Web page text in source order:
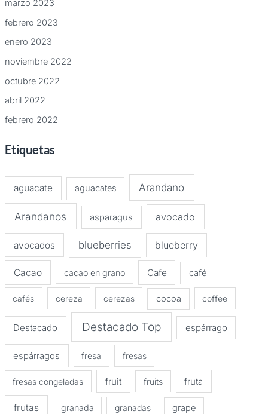
marzo 2023
febrero 2023
enero 2023
noviembre 2022
octubre 2022
abril 2022
febrero 2022
Etiquetas
aguacate aguacates Arandano
Arandanos asparagus avocado
avocados blueberries blueberry
Cacao cacao en grano Cafe café
cafés cereza cerezas cocoa coffee
Destacado Destacado Top espárrago
espárragos fresa fresas
fresas congeladas fruit fruits fruta
frutas granada granadas grape